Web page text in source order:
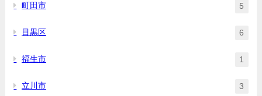
町田市 5
目黒区 6
福生市 1
立川市 3